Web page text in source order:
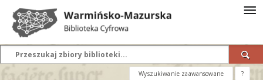
Wyszukiwanie zaawansowane ?